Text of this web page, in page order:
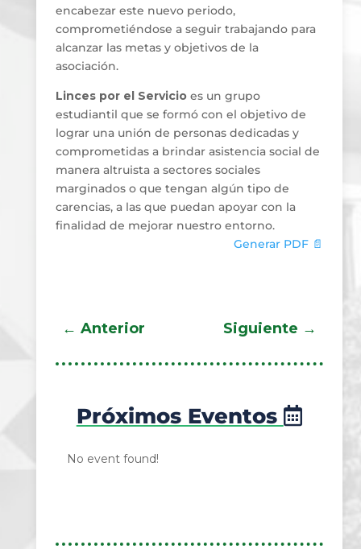
encabezar este nuevo periodo,
comprometiéndose a seguir trabajando para
alcanzar las metas y objetivos de la
asociación.
Linces por el Servicioes un grupo
estudiantil que se formó con el objetivo de
lograr una unión de personas dedicadas y
comprometidas a brindar asistencia social de
manera altruista a sectores sociales
marginados o que tengan algún tipo de
carencias, a las que puedan apoyar con la
finalidad de mejorar nuestro entorno.
Generar PDF 📄
← Anterior Siguiente →
Próximos Eventos
No event found!